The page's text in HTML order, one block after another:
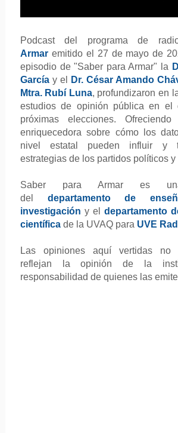
Podcast del programa de
Armaremitido el 27 de mayo de
episodio de "Saber para Armar" la
Garcíay el Dr. César Amando
Mtra. Rubí Luna, profundizaron en
estudios de opinión pública en el
próximas elecciones.
enriquecedora sobre cómo los
nivel estatal pueden influir y
estrategias de los partidos políticos
Saber para Armar es
del departamento de
investigación y el departamento
científica de la UVAQ para UVE
Las opiniones aquí vertidas no
reflejan la opinión de la
responsabilidad de quienes las